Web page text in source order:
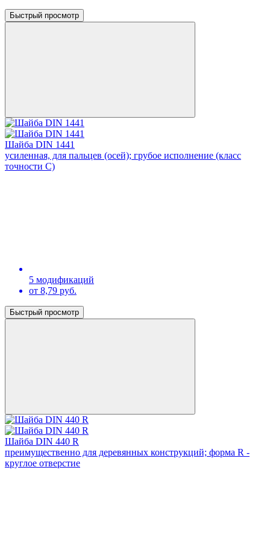
Быстрый просмотр
Шайба DIN 1441
усиленная, для пальцев (осей); грубое исполнение (класс
точности С)
5 модификаций
от 8,79 руб.
Быстрый просмотр
Шайба DIN 440 R
преимущественно для деревянных конструкций; форма R -
круглое отверстие